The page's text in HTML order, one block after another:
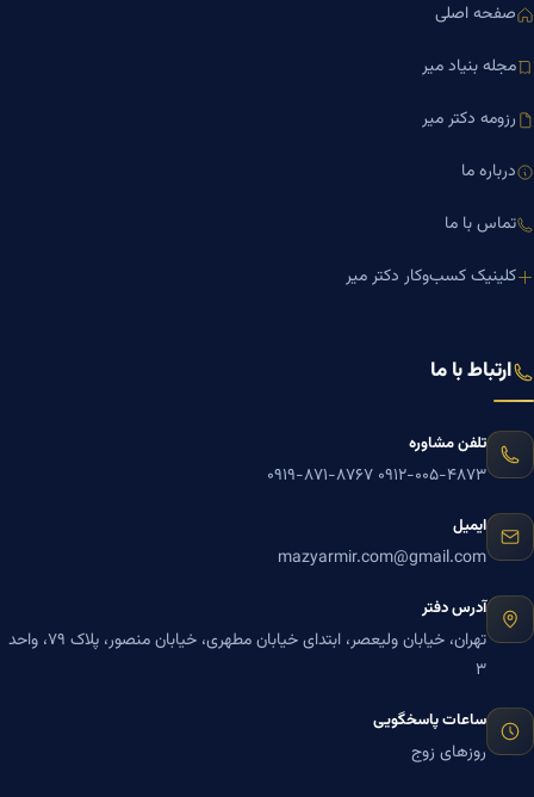
صفحه اصلی
مجله بنیاد میر
رزومه دکتر میر
درباره ما
تماس با ما
کلینیک کسب‌وکار دکتر میر
ارتباط با ما
تلفن مشاوره
۰۹۱۲-۰۰۵-۴۸۷۳ ۰۹۱۹-۸۷۱-۸۷۶۷
ایمیل
mazyarmir.com@gmail.com
آدرس دفتر
تهران، خیابان ولیعصر، ابتدای خیابان مطهری، خیابان منصور، پلاک ۷۹، واحد
۳
ساعات پاسخگویی
روزهای زوج